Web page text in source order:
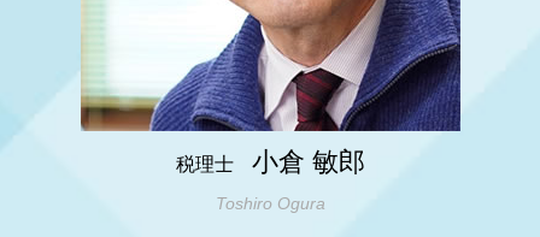
明石市 事業承継
姫路市 会社設立
姫路市 節税対策
税理士 小倉 敏郎
Toshiro Ogura